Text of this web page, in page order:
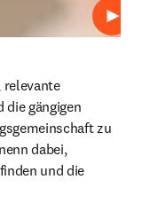
relevante
gängigen
zu
dabei,
und die